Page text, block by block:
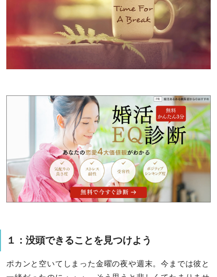
１：没頭できることを見つけよう
ポカンと空いてしまった金曜の夜や週末。今までは彼と